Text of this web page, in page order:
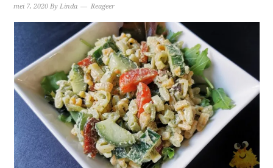
mei 7, 2020 ByLinda Reageer